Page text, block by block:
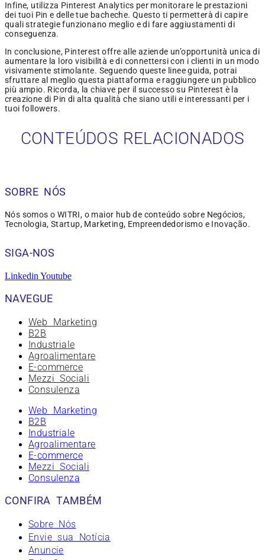
Infine, utilizza Pinterest Analytics per monitorare le prestazioni
dei tuoi Pin e delle tue bacheche. Questo ti permetterà di capire
quali strategie funzionano meglio e di fare aggiustamenti di
conseguenza.
In conclusione, Pinterest offre alle aziende un’opportunità unica di
aumentare la loro visibilità e di connettersi con i clienti in un modo
visivamente stimolante. Seguendo queste linee guida, potrai
sfruttare al meglio questa piattaforma e raggiungere un pubblico
più ampio. Ricorda, la chiave per il successo su Pinterest è la
creazione di Pin di alta qualità che siano utili e interessanti per i
tuoi followers.
CONTEÚDOS RELACIONADOS
SOBRE NÓS
Nós somos o WITRI, o maior hub de conteúdo sobre Negócios,
Tecnologia, Startup, Marketing, Empreendedorismo e Inovação.
SIGA-NOS
Linkedin Youtube
NAVEGUE
Web Marketing
B2B
Industriale
Agroalimentare
E-commerce
Mezzi Sociali
Consulenza
Web Marketing
B2B
Industriale
Agroalimentare
E-commerce
Mezzi Sociali
Consulenza
CONFIRA TAMBÉM
Sobre Nós
Envie sua Notícia
Anuncie